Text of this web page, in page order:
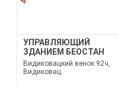
УПРАВЛЯЮЩИЙ
ЗДАНИЕМ БЕОСТАН
Видиковацкий венок 92ч,
Видиковац